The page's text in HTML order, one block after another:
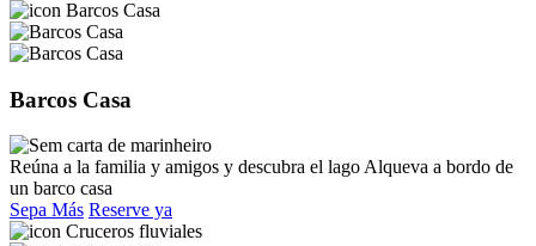
Barcos Casa
Reúna a la familia y amigos y descubra el lago Alqueva a bordo de
un barco casa
Sepa Más Reserve ya